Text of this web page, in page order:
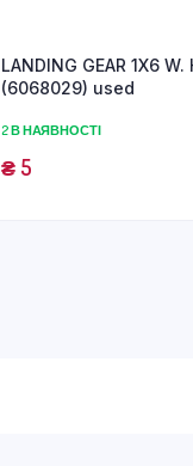
LANDING GEAR 1X6
(6068029) used
2 В НАЯВНОСТІ
₴5